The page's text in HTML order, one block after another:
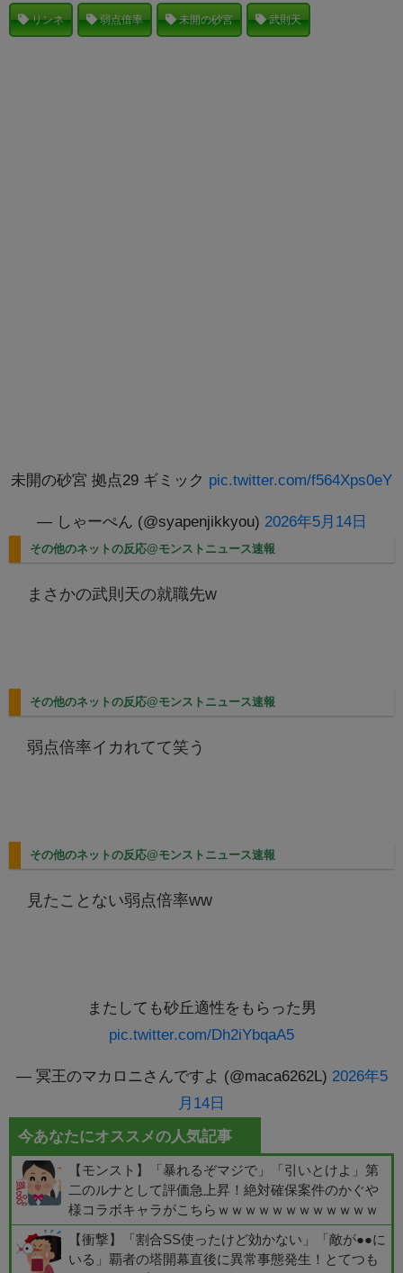
リンネ 弱点倍率 未開の砂宮 武則天
未開の砂宮 拠点29 ギミック pic.twitter.com/f564Xps0eY
— しゃーぺん (@syapenjikkyou) 2026年5月14日
その他のネットの反応@モンストニュース速報
まさかの武則天の就職先w
その他のネットの反応@モンストニュース速報
弱点倍率イカれてて笑う
その他のネットの反応@モンストニュース速報
見たことない弱点倍率ww
またしても砂丘適性をもらった男
pic.twitter.com/Dh2iYbqaA5
— 冥王のマカロニさんですよ (@maca6262L) 2026年5
月14日
今あなたにオススメの人気記事
【モンスト】「暴れるぞマジで」「引いとけよ」第
二のルナとして評価急上昇！絶対確保案件のかぐや
様コラボキャラがこちらｗｗｗｗｗｗｗｗｗｗｗｗ
【衝撃】「割合SS使ったけど効かない」「敵が●●に
いる」覇者の塔開幕直後に異常事態発生！とてつも